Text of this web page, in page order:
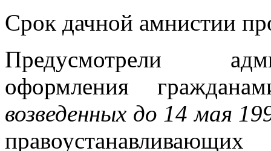
Срок дачной амнистии
Предусмотрели
оформления
возведенных до 14 мая